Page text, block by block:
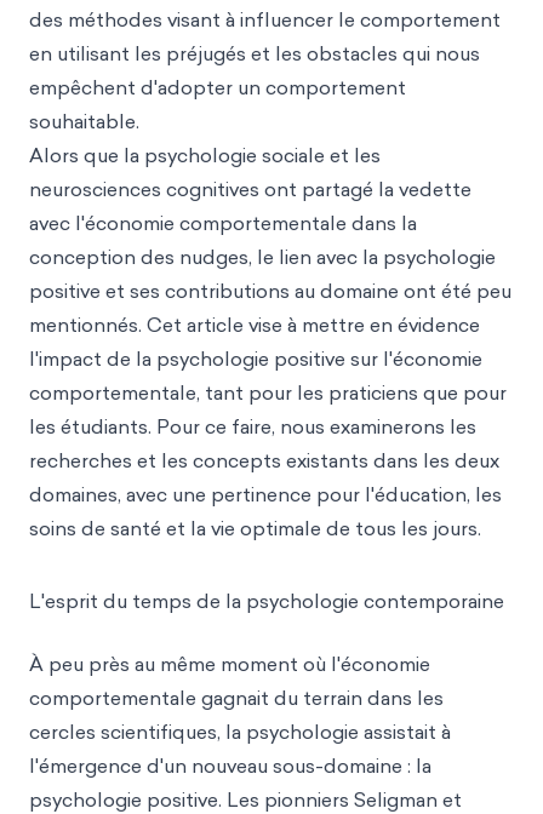
des méthodes visant à influencer le comportement
en utilisant les préjugés et les obstacles qui nous
empêchent d'adopter un comportement
souhaitable.
Alors que la psychologie sociale et les
neurosciences cognitives ont partagé la vedette
avec l'économie comportementale dans la
conception des nudges, le lien avec la psychologie
positive et ses contributions au domaine ont été peu
mentionnés. Cet article vise à mettre en évidence
l'impact de la psychologie positive sur l'économie
comportementale, tant pour les praticiens que pour
les étudiants. Pour ce faire, nous examinerons les
recherches et les concepts existants dans les deux
domaines, avec une pertinence pour l'éducation, les
soins de santé et la vie optimale de tous les jours.
L'esprit du temps de la psychologie contemporaine
À peu près au même moment où l'économie
comportementale gagnait du terrain dans les
cercles scientifiques, la psychologie assistait à
l'émergence d'un nouveau sous-domaine : la
psychologie positive. Les pionniers Seligman et